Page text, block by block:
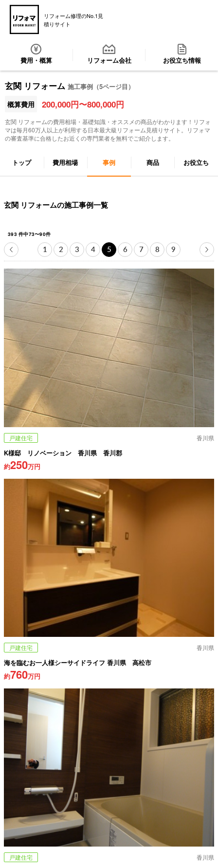
リフォーム修理のNo.1見
積りサイト
費用・概算 リフォーム会社 お役立ち情報
玄関 リフォーム 施工事例（5ページ目）
概算費用 200,000円〜800,000円
玄関 リフォームの費用相場・基礎知識・オススメの商品がわかります！リフォ
マは毎月60万人以上が利用する日本最大級リフォーム見積りサイト。リフォマ
の審査基準に合格したお近くの専門業者を無料でご紹介します。
トップ 費用相場 事例 商品 お役立ち
玄関 リフォームの施工事例一覧
393 件中73〜90件
1 2 3 4 5 6 7 8 9
戸建住宅 香川県
K様邸 リノベーション 香川県 香川郡
約250万円
戸建住宅 香川県
海を臨むお一人様シーサイドライフ 香川県 高松市
約760万円
戸建住宅 香川県